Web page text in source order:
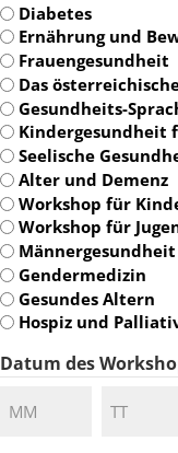
Diabetes
Ernährung und
Frauengesundheit
Das
Gesundheits-
Kindergesundheit
Seelische
Alter und Demenz
Workshop für
Workshop für
Männergesundheit
Gendermedizin
Gesundes Altern
Hospiz und
Datum des
Monat Tag